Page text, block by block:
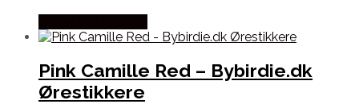
Pink Camille Red – Bybirdie.dk
Ørestikkere